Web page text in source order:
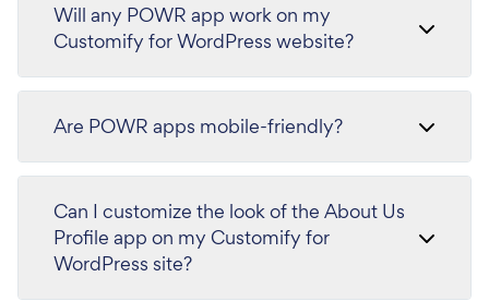
Will any POWR app work on my
Customify for WordPress website?
Are POWR apps mobile-friendly?
Can I customize the look of the About Us
Profile app on my Customify for
WordPress site?